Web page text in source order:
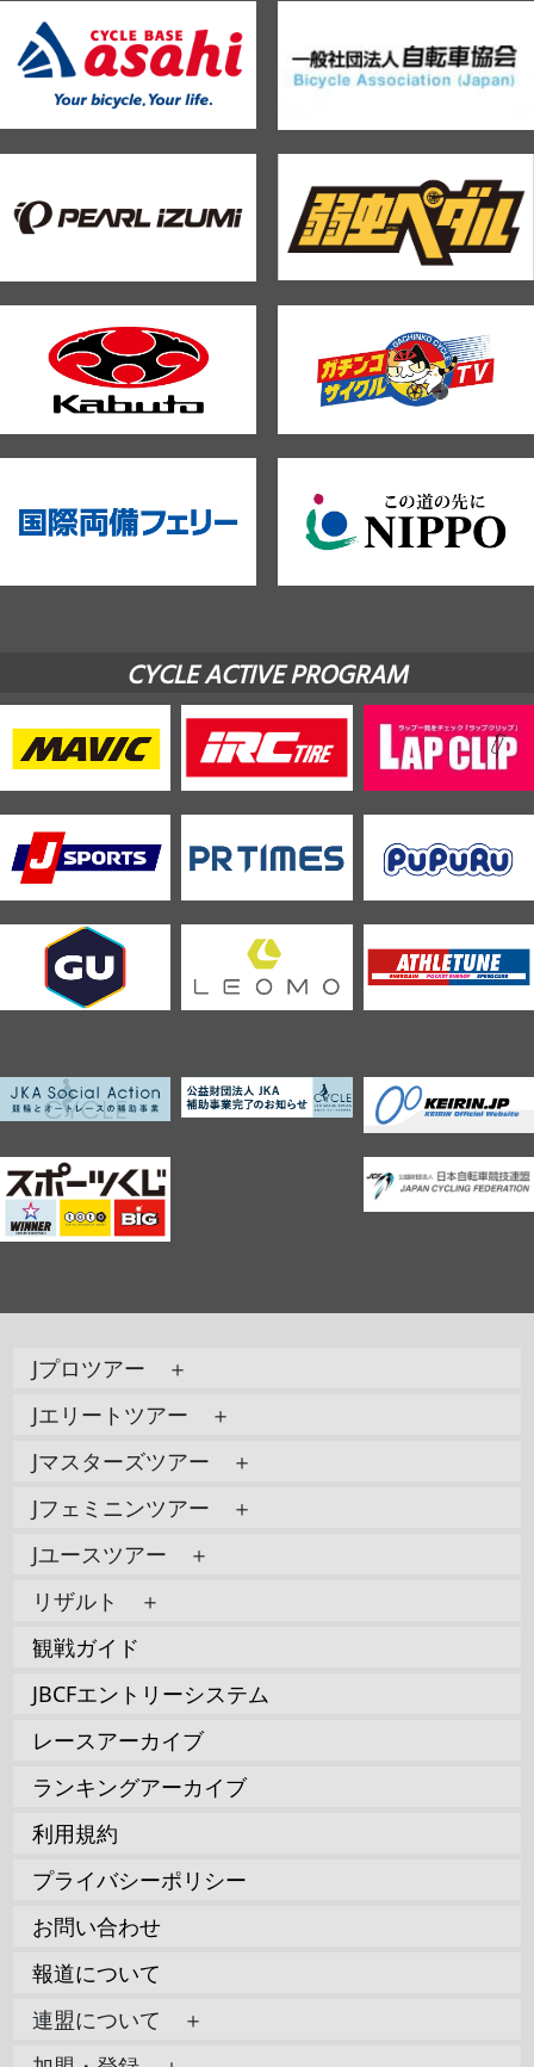
CYCLE ACTIVE PROGRAM
Jプロツアー ＋
Jエリートツアー ＋
Jマスターズツアー ＋
Jフェミニンツアー ＋
Jユースツアー ＋
リザルト ＋
観戦ガイド
JBCFエントリーシステム
レースアーカイブ
ランキングアーカイブ
利用規約
プライバシーポリシー
お問い合わせ
報道について
連盟について ＋